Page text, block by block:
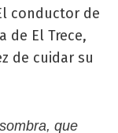
conductor de
de El Trece,
de cuidar su
que